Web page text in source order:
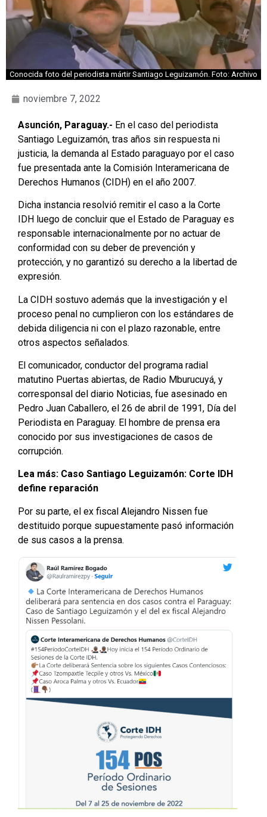
Conocida foto del periodista mártir Santiago Leguizamón. Foto: Archivo
noviembre 7, 2022
Asunción, Paraguay.- En el caso del periodista
Santiago Leguizamón, tras años sin respuesta ni
justicia, la demanda al Estado paraguayo por el caso
fue presentada ante la Comisión Interamericana de
Derechos Humanos (CIDH) en el año 2007.
Dicha instancia resolvió remitir el caso a la Corte
IDH luego de concluir que el Estado de Paraguay es
responsable internacionalmente por no actuar de
conformidad con su deber de prevención y
protección, y no garantizó su derecho a la libertad de
expresión.
La CIDH sostuvo además que la investigación y el
proceso penal no cumplieron con los estándares de
debida diligencia ni con el plazo razonable, entre
otros aspectos señalados.
El comunicador, conductor del programa radial
matutino Puertas abiertas, de Radio Mburucuyá, y
corresponsal del diario Noticias, fue asesinado en
Pedro Juan Caballero, el 26 de abril de 1991, Día del
Periodista en Paraguay. El hombre de prensa era
conocido por sus investigaciones de casos de
corrupción.
Lea más: Caso Santiago Leguizamón: Corte IDH
define reparación
Por su parte, el ex fiscal Alejandro Nissen fue
destituido porque supuestamente pasó información
de sus casos a la prensa.